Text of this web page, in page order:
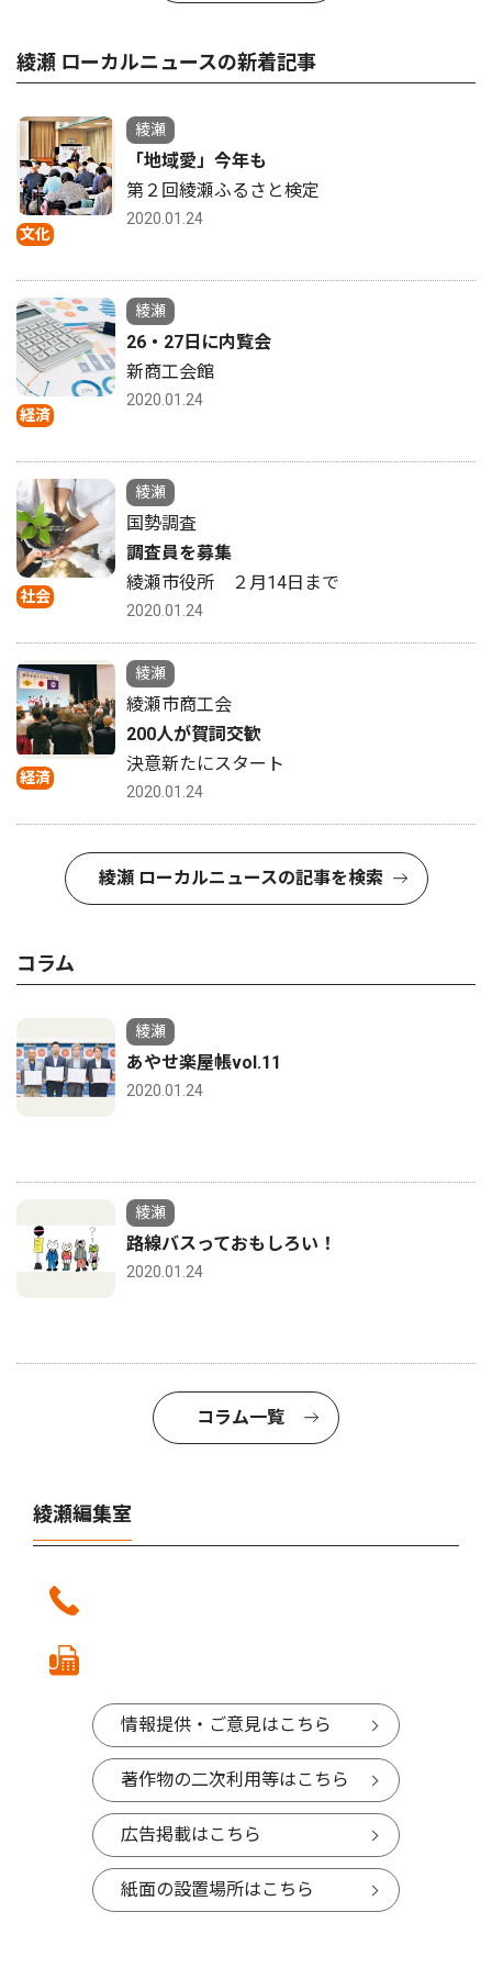
綾瀬 ローカルニュースの新着記事
文化
綾瀬
「地域愛」今年も
第２回綾瀬ふるさと検定
2020.01.24
経済
綾瀬
26・27日に内覧会
新商工会館
2020.01.24
社会
綾瀬
国勢調査
調査員を募集
綾瀬市役所 ２月14日まで
2020.01.24
経済
綾瀬
綾瀬市商工会
200人が賀詞交歓
決意新たにスタート
2020.01.24
綾瀬 ローカルニュースの記事を検索
コラム
綾瀬
あやせ楽屋帳vol.11
2020.01.24
綾瀬
路線バスっておもしろい！
2020.01.24
コラム一覧
綾瀬編集室
情報提供・ご意見はこちら
著作物の二次利用等はこちら
広告掲載はこちら
紙面の設置場所はこちら